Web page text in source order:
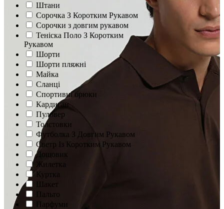
Штани
Сорочка З Коротким Рукавом
Сорочки з довгим рукавом
Теніска Поло З Коротким
Рукавом
Шорти
Шорти пляжні
Майка
Сланцi
Спортивні брюки
Кардиган
Пуловер
Толстовки
Футболка З Довгим Рукавом
Светр Із Коротким Рукавом
Дощовик
Жилетка
Куртка
Шакет
Пальто
Парфуми